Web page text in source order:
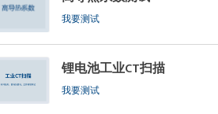
我要测试
锂电池工业CT扫描
我要测试